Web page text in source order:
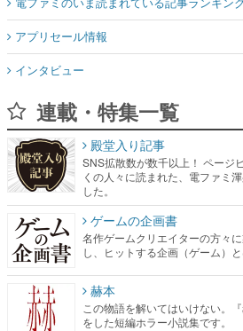
アプリセール情報
インタビュー
連載・特集一覧
殿堂入り記事
SNS拡散数が数千以上！ ページ
くの人々に読まれた、電ファミ
した。
ゲームの企画書
名作ゲームクリエイターの方々
し、ヒットする企画（ゲーム）
赫本
この物語を解いてはいけない。
をした短編ホラー小説集です。